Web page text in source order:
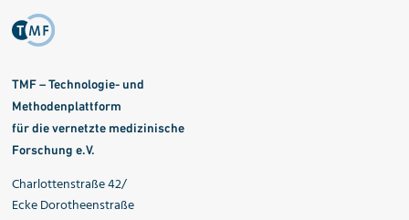
TMF – Technologie- und
Methodenplattform
für die vernetzte medizinische
Forschung e.V.
Charlottenstraße 42/
Ecke Dorotheenstraße